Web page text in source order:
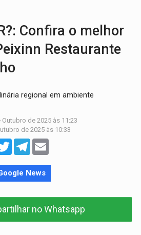
Confira o melhor
Restaurante
regional em ambiente
Outubro de 2025 às 11:23
de 2025 às 10:33
TwitterTelegram
News
no Whatsapp